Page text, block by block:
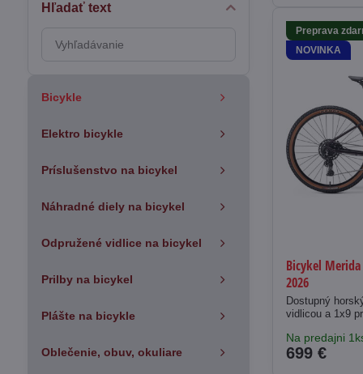
Preprava
NOVINKA
Bicykel
2026
Dostupný
vidlicou a 1x9
Na predajni
699 €
Hľadať text
výsledky
fulltextom
Bicykle
Elektro bicykle
Príslušenstvo na bicykel
Náhradné diely na bicykel
Odpružené vidlice na bicykel
Prilby na bicykel
Plášte na bicykle
Oblečenie, obuv, okuliare